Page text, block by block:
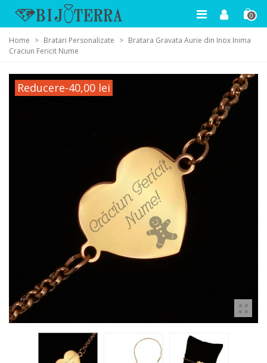
0
Home > Bratari Personalizate > Bratara Gravata Aurie din Inox Inima
Craciun Fericit Nume
Reducere-40,00 lei